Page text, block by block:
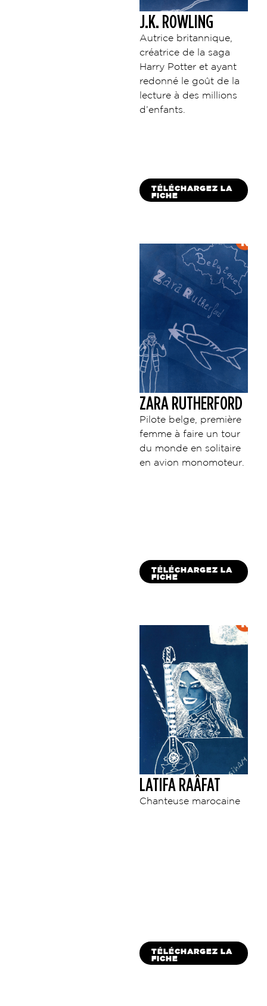
J.K. ROWLING
Autrice britannique,
créatrice de la saga
Harry Potter et ayant
redonné le goût de la
lecture à des millions
d’enfants.
TÉLÉCHARGEZ LA
FICHE
ZARA RUTHERFORD
Pilote belge, première
femme à faire un tour
du monde en solitaire
en avion monomoteur.
TÉLÉCHARGEZ LA
FICHE
LATIFA RAÂFAT
Chanteuse marocaine
TÉLÉCHARGEZ LA
FICHE